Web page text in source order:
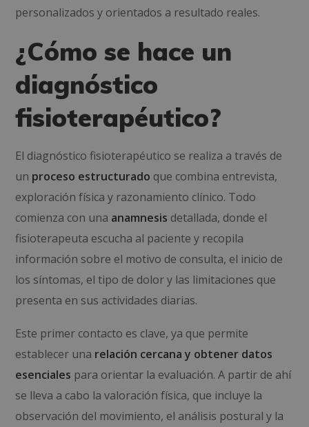
personalizados y orientados a resultado reales.
¿Cómo se hace un
diagnóstico
fisioterapéutico?
El diagnóstico fisioterapéutico se realiza a través de
un proceso estructurado que combina entrevista,
exploración física y razonamiento clínico. Todo
comienza con una anamnesis detallada, donde el
fisioterapeuta escucha al paciente y recopila
información sobre el motivo de consulta, el inicio de
los síntomas, el tipo de dolor y las limitaciones que
presenta en sus actividades diarias.
Este primer contacto es clave, ya que permite
establecer una relación cercana y obtener datos
esenciales para orientar la evaluación. A partir de ahí
se lleva a cabo la valoración física, que incluye la
observación del movimiento, el análisis postural y la